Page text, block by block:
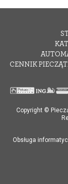
CENNIK
Copyright ©
Obsługa